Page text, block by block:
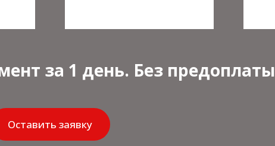
за 1 день. Без предоплаты
Оставить заявку